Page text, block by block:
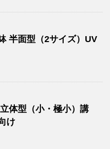
半面型（2サイズ）UV
体型（小・極小）講
け